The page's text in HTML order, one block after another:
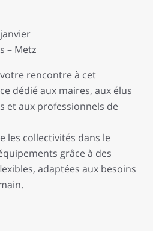
– Metz
rencontre à cet
dédié aux maires, aux élus
et aux professionnels de
les collectivités dans le
grâce à des
adaptées aux besoins